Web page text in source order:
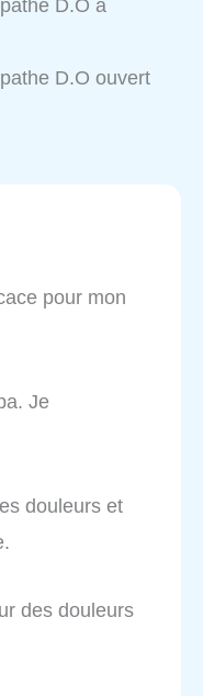
D.O à
D.O ouvert
pour mon
Je
douleurs et
des douleurs